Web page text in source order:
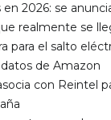
2026: se
realmente se
para el salto
de Amazon
con Reintel